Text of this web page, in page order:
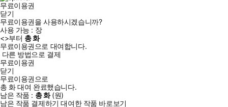
무료이용권
닫기
무료이용권을 사용하시겠습니까?
사용 가능 : 장
<>부터 총화
무료이용권으로 대여합니다.
다른 방법으로 결제
무료이용권
닫기
무료이용권으로
총 화대여 완료했습니다.
남은 작품 : 총화(원)
남은 작품 결제하기 대여한 작품 바로보기